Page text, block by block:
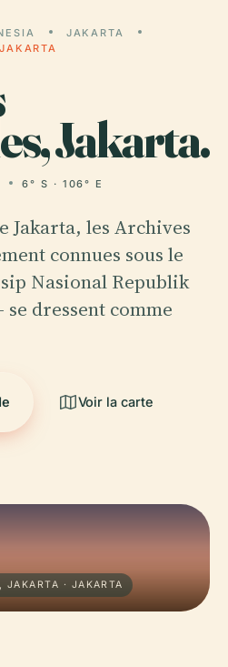
JAKARTA
Jakarta.
6° S · 106° E
Jakarta, les Archives
connues sous le
Nasional Republik
dressent comme
Voir la carte
JAKARTA · JAKARTA